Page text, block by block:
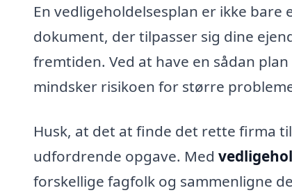
En vedligeholdelsesplan er ikke
dokument, der tilpasser sig dine
fremtiden. Ved at have en sådan
mindsker risikoen for større
Husk, at det at finde det rette firma
udfordrende opgave. Med
forskellige fagfolk og sammenligne